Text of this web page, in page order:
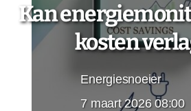
Kan
kosten
Energiesnoeier
7 maart 2026 08:00